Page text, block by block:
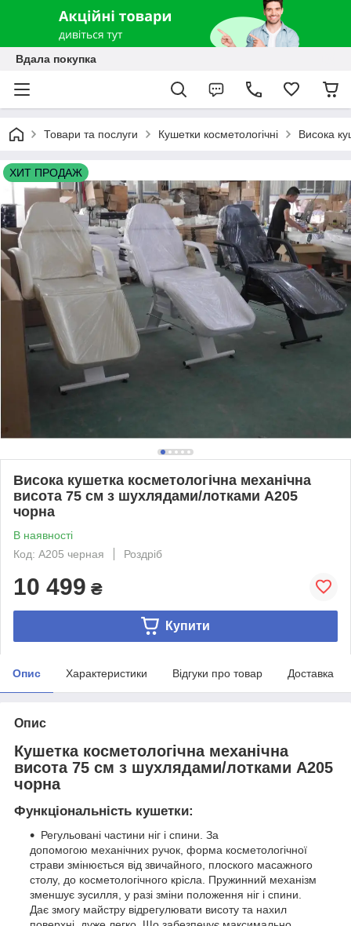
Вдала покупка
Товари та послуги Кушетки косметологічні Висока
ХИТ ПРОДАЖ
Висока кушетка косметологічна механічна
висота 75 см з шухлядами/лотками A205
чорна
В наявності
Код: A205 черная
Роздріб
10 499 ₴
Купити
Опис Характеристики Відгуки про товар Доставка
Опис
Кушетка косметологічна механічна
висота 75 см з шухлядами/лотками A205
чорна
Функціональність кушетки:
Регульовані частини ніг і спини. За
допомогою механічних ручок, форма косметологічної
страви змінюється від звичайного, плоского масажного
столу, до косметологічного крісла. Пружинний механізм
зменшує зусилля, у разі зміни положення ніг і спини.
Дає змогу майстру відрегулювати висоту та нахил